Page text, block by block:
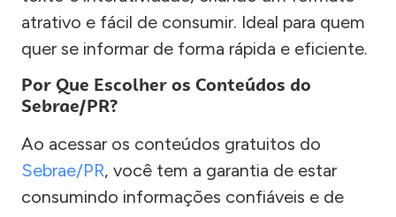
atrativo e fácil de consumir. Ideal para quem
quer se informar de forma rápida e eficiente.
Por Que Escolher os Conteúdos do
Sebrae/PR?
Ao acessar os conteúdos gratuitos do
Sebrae/PR, você tem a garantia de estar
consumindo informações confiáveis e de